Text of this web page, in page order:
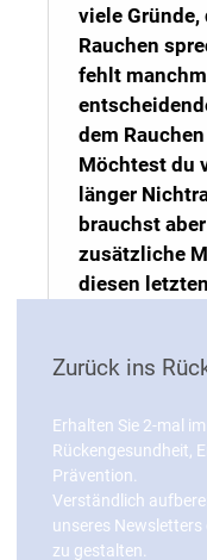
viele Gründe,
Rauchen
fehlt
dem
Möchtest du
länger
brauchst
zusätzliche
diesen
mit dem
für deinen
gesamtes
Vielleicht ist
dem du den
Zurück ins
Erhalten Sie 2-mal
Rückengesundheit,
Prävention.
Verständlich
unseres
zu gestalten.